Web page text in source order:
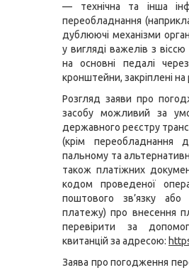
— технічна та інша
переобладнання
дублюючі механізми
у вигляді важелів з
на основні педалі
кронштейни, закріплені
Розгляд заяви про
засобу можливий за
державного реєстру
(крім переобладнання
пальному та
також платіжних
кодом проведеної
поштового зв’язку або
платежу) про внесення
перевірити за
квитанцій за адресою:
Заява про погодження